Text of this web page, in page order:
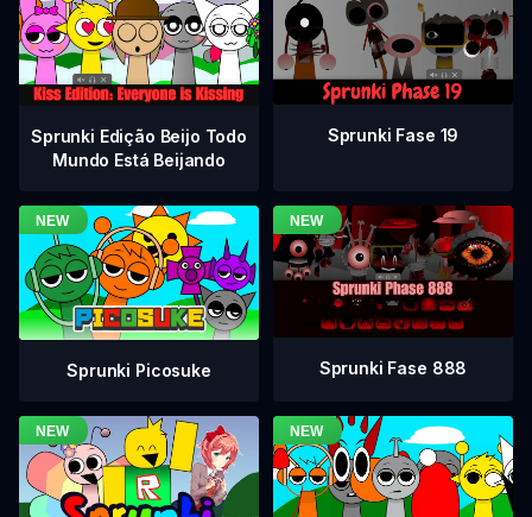
Sprunki Edição Beijo Todo
Mundo Está Beijando
Sprunki Fase 19
Sprunki Picosuke Sprunki Fase 888